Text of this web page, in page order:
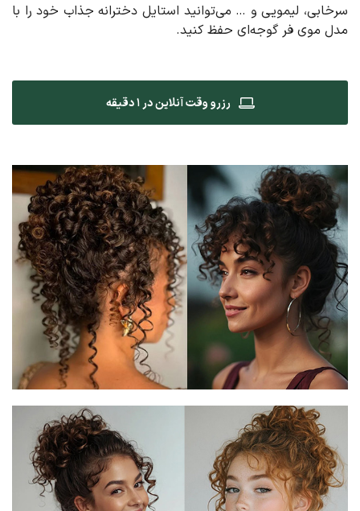
سرخابی، لیمویی و … می‌توانید استایل دخترانه جذاب خود را با
مدل موی فر گوجه‌ای حفظ کنید.
رزرو وقت آنلاین در ۱ دقیقه